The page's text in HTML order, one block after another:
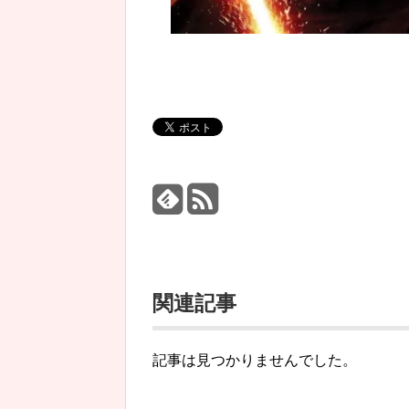
関連記事
記事は見つかりませんでした。